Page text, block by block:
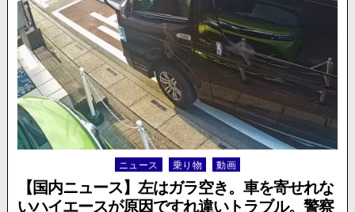
め
た
方
が
い。
駐
車
が
下
手
す
ぎ
Posted
in
ニュース 乗り物 動画
【国内ニュース】左はガラ空き。車を寄せれな
いハイエースが原因ですれ違いトラブル。警察